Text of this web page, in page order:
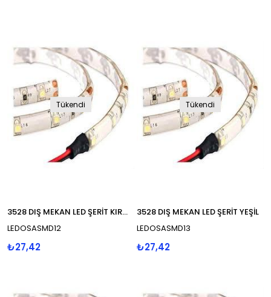
Tükendi
3528 DIŞ MEKAN LED ŞERİT KIRMIZI
LEDOSASMD12
₺27,42
Tükendi
3528 DIŞ MEKAN LED ŞERİT YEŞİL
LEDOSASMD13
₺27,42